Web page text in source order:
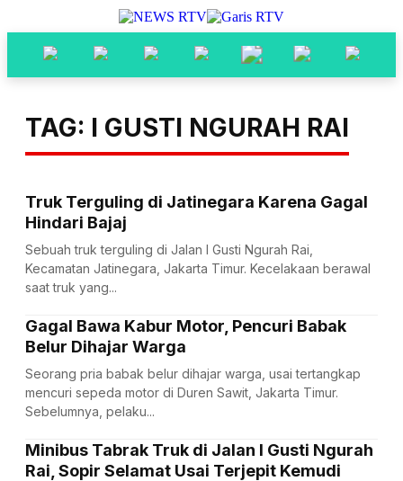
TAG: I GUSTI NGURAH RAI
Truk Terguling di Jatinegara Karena Gagal
Hindari Bajaj
Sebuah truk terguling di Jalan I Gusti Ngurah Rai,
Kecamatan Jatinegara, Jakarta Timur. Kecelakaan berawal
saat truk yang...
Gagal Bawa Kabur Motor, Pencuri Babak
Belur Dihajar Warga
Seorang pria babak belur dihajar warga, usai tertangkap
mencuri sepeda motor di Duren Sawit, Jakarta Timur.
Sebelumnya, pelaku...
Minibus Tabrak Truk di Jalan I Gusti Ngurah
Rai, Sopir Selamat Usai Terjepit Kemudi